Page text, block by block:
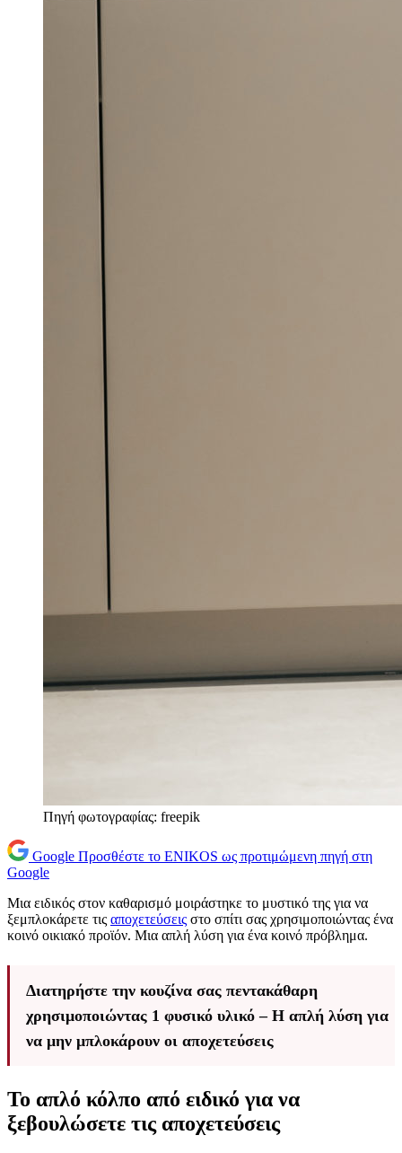
Πηγή φωτογραφίας: freepik
Google Προσθέστε το ENIKOS ως προτιμώμενη πηγή στη
Google
Μια ειδικός στον καθαρισμό μοιράστηκε το μυστικό της για να
ξεμπλοκάρετε τις αποχετεύσεις στο σπίτι σας χρησιμοποιώντας ένα
κοινό οικιακό προϊόν. Μια απλή λύση για ένα κοινό πρόβλημα.
Διατηρήστε την κουζίνα σας πεντακάθαρη
χρησιμοποιώντας 1 φυσικό υλικό – Η απλή λύση για
να μην μπλοκάρουν οι αποχετεύσεις
Το απλό κόλπο από ειδικό για να
ξεβουλώσετε τις αποχετεύσεις